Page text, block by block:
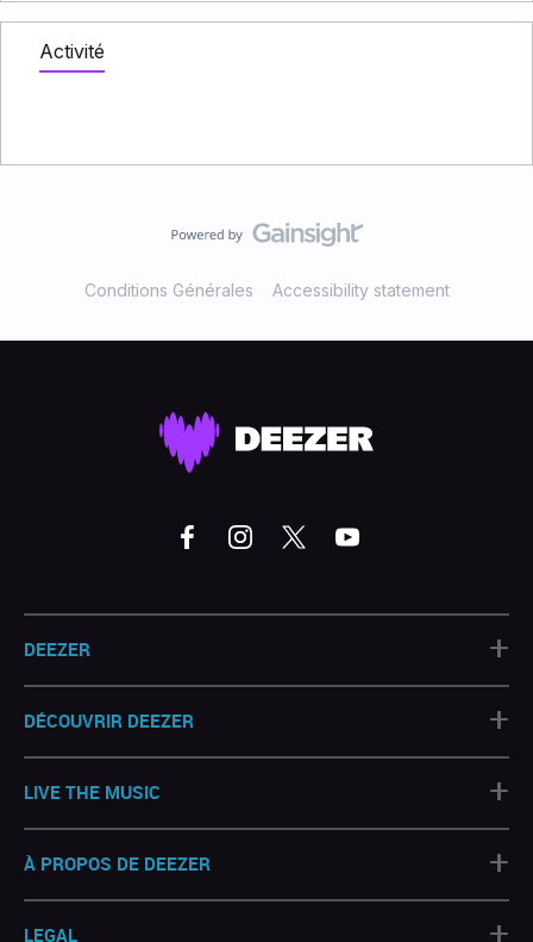
Activité
Conditions Générales Accessibility statement
DEEZER +
DÉCOUVRIR DEEZER +
LIVE THE MUSIC +
À PROPOS DE DEEZER +
LEGAL +